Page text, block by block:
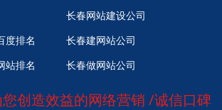
度排名
站排名
长春网站建设公司
长春建网站公司
长春做网站公司
创造效益的网络营销 /诚信口碑